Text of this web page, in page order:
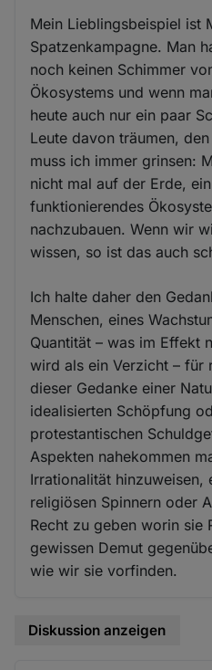
Mein Lieblingsbeispiel ist
Spatzenkampagne. Man
noch keinen Schimmer
Ökosystems und wenn
heute auch nur ein paar
Leute davon träumen,
muss ich immer grinsen:
nicht mal auf der Erde,
funktionierendes
nachzubauen. Wenn wir
wissen, so ist das auch
Ich halte daher den
Menschen, eines
Quantität – was im Effekt
wird als ein Verzicht – für
dieser Gedanke einer
idealisierten Schöpfung
protestantischen
Aspekten nahekommen
Irrationalität hinzuweisen,
religiösen Spinnern oder
Recht zu geben worin sie
gewissen Demut
wie wir sie vorfinden.
Diskussion anzeigen